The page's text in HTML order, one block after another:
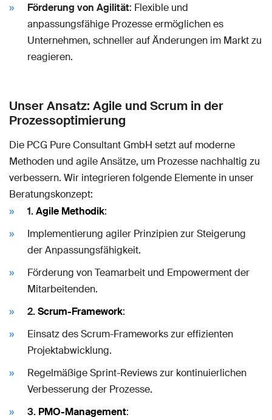
Förderung von Agilität: Flexible und
anpassungsfähige Prozesse ermöglichen es
Unternehmen, schneller auf Änderungen im Markt zu
reagieren.
Unser Ansatz: Agile und Scrum in der
Prozessoptimierung
Die PCG Pure Consultant GmbH setzt auf moderne
Methoden und agile Ansätze, um Prozesse nachhaltig zu
verbessern. Wir integrieren folgende Elemente in unser
Beratungskonzept:
1.Agile Methodik:
Implementierung agiler Prinzipien zur Steigerung
der Anpassungsfähigkeit.
Förderung von Teamarbeit und Empowerment der
Mitarbeitenden.
2.Scrum-Framework:
Einsatz des Scrum-Frameworks zur effizienten
Projektabwicklung.
Regelmäßige Sprint-Reviews zur kontinuierlichen
Verbesserung der Prozesse.
3. PMO-Management: